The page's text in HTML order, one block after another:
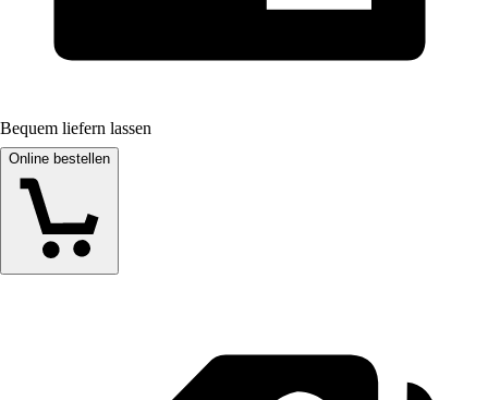
Bequem liefern lassen
Online bestellen